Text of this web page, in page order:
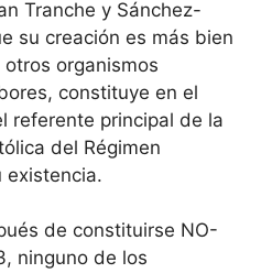
Tranche y Sánchez-
su creación es más bien
organismos
constituye en el
referente principal de la
del Régimen
existencia.
de constituirse NO-
ninguno de los